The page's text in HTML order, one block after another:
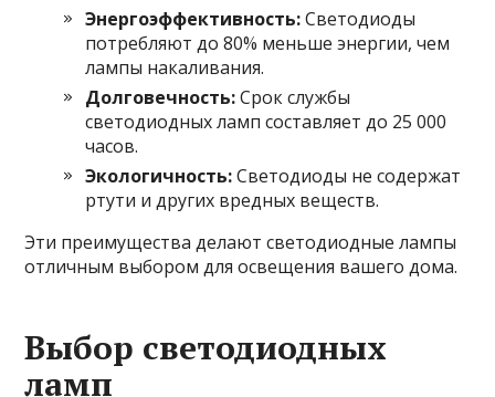
Энергоэффективность:Светодиоды
потребляют до 80% меньше энергии, чем
лампы накаливания.
Долговечность:Срок службы
светодиодных ламп составляет до 25 000
часов.
Экологичность:Светодиоды не содержат
ртути и других вредных веществ.
Эти преимущества делают светодиодные лампы
отличным выбором для освещения вашего дома.
Выбор светодиодных
ламп